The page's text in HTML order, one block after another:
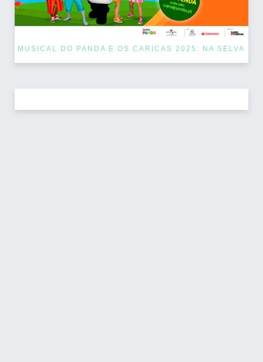
MUSICAL DO PANDA E OS CARICAS 2025: NA SELVA